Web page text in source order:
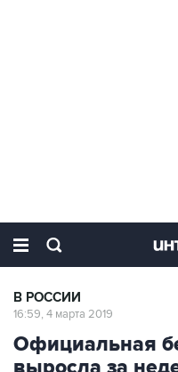
В РОССИИ
16:59, 4 марта 2019
Официальная